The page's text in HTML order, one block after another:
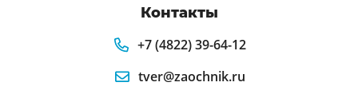
Контакты
+7 (4822) 39-64-12
tver@zaochnik.ru